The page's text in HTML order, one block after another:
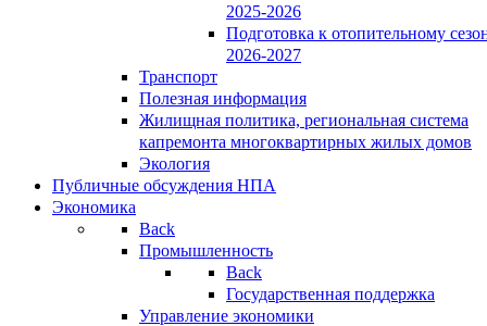
2025-2026
Подготовка к отопительному
2026-2027
Транспорт
Полезная информация
Жилищная политика, региональная система
капремонта многоквартирных жилых домов
Экология
Публичные обсуждения НПА
Экономика
Back
Промышленность
Back
Государственная поддержка
Управление экономики